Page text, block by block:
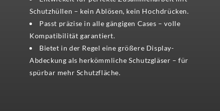
Schutzhüllen – kein Ablösen, kein Hochdrücken.
Passt präzise in alle gängigen Cases – volle
Kompatibilität garantiert.
Bietet in der Regel eine größere Display-
Abdeckung als herkömmliche Schutzgläser – für
spürbar mehr Schutzfläche.